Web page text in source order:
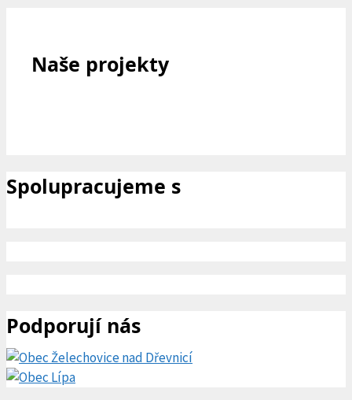
Naše projekty
Spolupracujeme s
Podporují nás